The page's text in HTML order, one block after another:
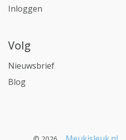
Inloggen
Volg
Nieuwsbrief
Blog